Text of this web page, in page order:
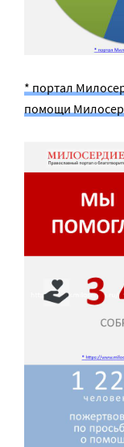
* портал
помощи